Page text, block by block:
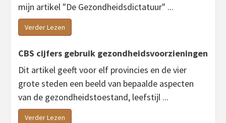
mijn artikel "De Gezondheidsdictatuur" ...
Verder Lezen
CBS cijfers gebruik gezondheidsvoorzieningen
Dit artikel geeft voor elf provincies en de vier
grote steden een beeld van bepaalde aspecten
van de gezondheidstoestand, leefstijl ...
Verder Lezen